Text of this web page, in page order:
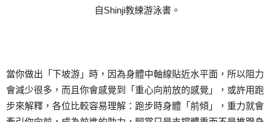
自Shinji教練游泳書。
當你做出「下坡游」時，因為身體中軸線貼近水平面，所以阻力
會減少很多，而且你會感覺到「重心向前放的感覺」，或許用跑
步來解釋，各位比較容易理解：跑步時身體「前傾」，重力就會